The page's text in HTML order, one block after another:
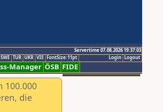
Servertime 07.08.2026 19:37:03
Logout
Login
SWE TUR UKR VIE FontSize:11pt
Manager ÖSB FIDE
100.000
die